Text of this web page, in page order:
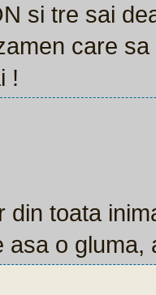
si tre sai
care
!
din toata
asa o gluma,